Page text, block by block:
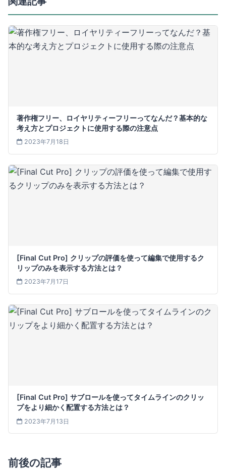
著作権フリー、ロイヤリティーフリーってなんだ？基本的な
考え方とプロジェクトに使用する際の注意点
2023年7月18日
[Final Cut Pro] クリップの評価を使って編集で使用するク
リップのみを表示する方法とは？
2023年7月17日
[Final Cut Pro] サブロールを使ってタイムラインのクリッ
プをより細かく配置する方法とは？
2023年7月13日
前後の記事